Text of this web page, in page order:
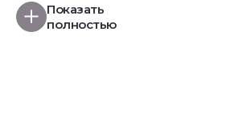
Показать
полностью